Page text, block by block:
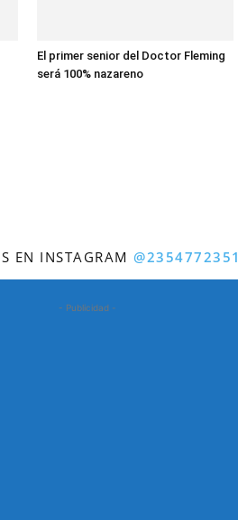
El primer senior del Doctor Fleming
será 100% nazareno
EN INSTAGRAM@2354772351
- Publicidad -